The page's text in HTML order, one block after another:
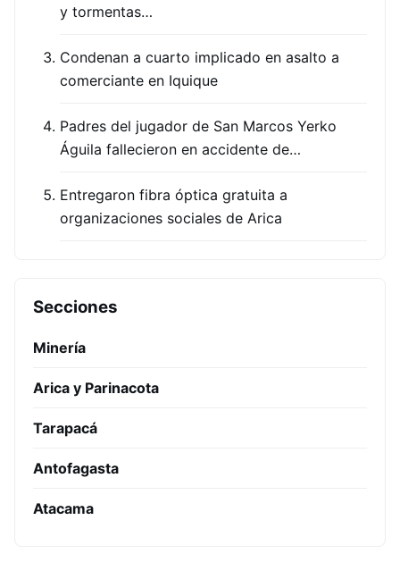
y tormentas…
Condenan a cuarto implicado en asalto a
comerciante en Iquique
Padres del jugador de San Marcos Yerko
Águila fallecieron en accidente de…
Entregaron fibra óptica gratuita a
organizaciones sociales de Arica
Secciones
Minería
Arica y Parinacota
Tarapacá
Antofagasta
Atacama